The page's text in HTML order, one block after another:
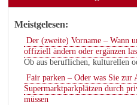
Meistgelesen:
Der (zweite) Vorname – Wann
offiziell ändern oder ergänzen
Ob aus beruflichen, kulturellen
Fair parken – Oder was Sie zur
Supermarktparkplätzen durch
müssen